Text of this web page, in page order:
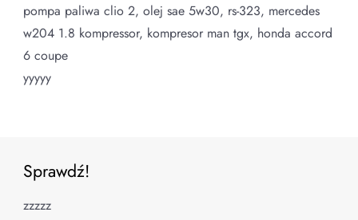
pompa paliwa clio 2, olej sae 5w30, rs-323, mercedes
w204 1.8 kompressor, kompresor man tgx, honda accord
6 coupe
yyyyy
Sprawdź!
zzzzz